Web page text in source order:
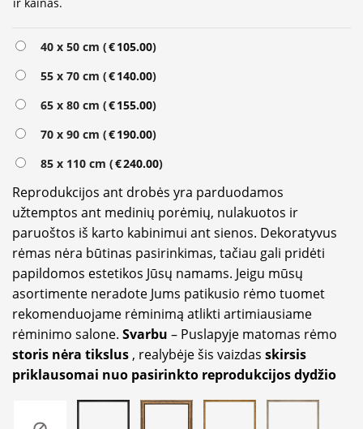
40 x 50 cm (€105.00)
55 x 70 cm (€140.00)
65 x 80 cm (€155.00)
70 x 90 cm (€190.00)
85 x 110 cm (€240.00)
Reprodukcijos ant drobės yra parduodamos
užtemptos ant medinių porėmių, nulakuotos ir
paruoštos iš karto kabinimui ant sienos. Dekoratyvus
rėmas nėra būtinas pasirinkimas, tačiau gali pridėti
papildomos estetikos Jūsų namams. Jeigu mūsų
asortimente neradote Jums patikusio rėmo tuomet
rekomenduojame rėminimą atlikti artimiausiame
rėminimo salone. Svarbu – Puslapyje matomas rėmo
storis nėra tikslus , realybėje šis vaizdas skirsis
priklausomai nuo pasirinkto reprodukcijos dydžio
Alternative: